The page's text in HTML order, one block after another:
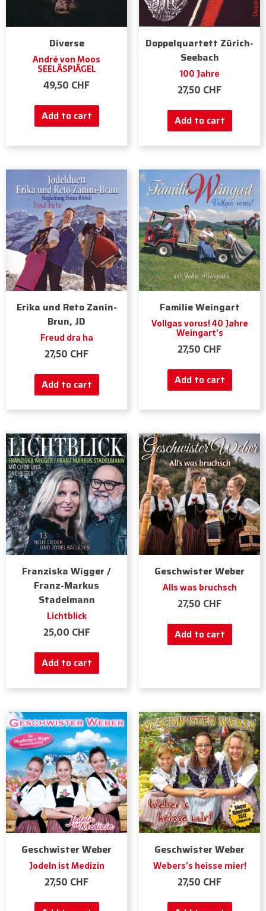
Diverse
André von Moos
SEELÄSPIÄGEL
49,50 CHF
Add to cart
Doppelquartett Zürich-
Seebach
100 Jahre
27,50 CHF
Add to cart
Erika und Reto Zanin-
Brun, JD
Freud dra ha
27,50 CHF
Add to cart
Familie Weingart
Vollgas vorus! 40 Jahre
Weingart’s
27,50 CHF
Add to cart
Franziska Wigger /
Franz-Markus
Stadelmann
Lichtblick
25,00 CHF
Add to cart
Geschwister Weber
Alls was bruchsch
27,50 CHF
Add to cart
Geschwister Weber
Jodeln ist Medizin
27,50 CHF
Geschwister Weber
Webers’s heisse mier!
27,50 CHF